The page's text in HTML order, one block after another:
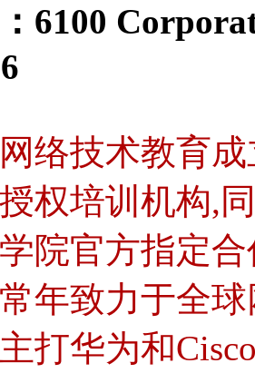
6100
络技术教育
权培训机构,
院官方指定
年致力于全
打华为和